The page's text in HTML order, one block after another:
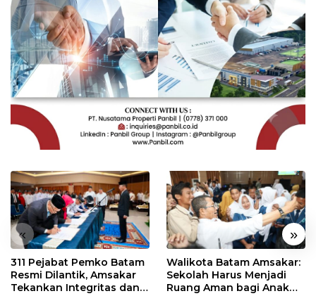
« »
311 Pejabat Pemko Batam
Resmi Dilantik, Amsakar
Tekankan Integritas dan
Walikota Batam Amsakar:
Sekolah Harus Menjadi
Ruang Aman bagi Anak